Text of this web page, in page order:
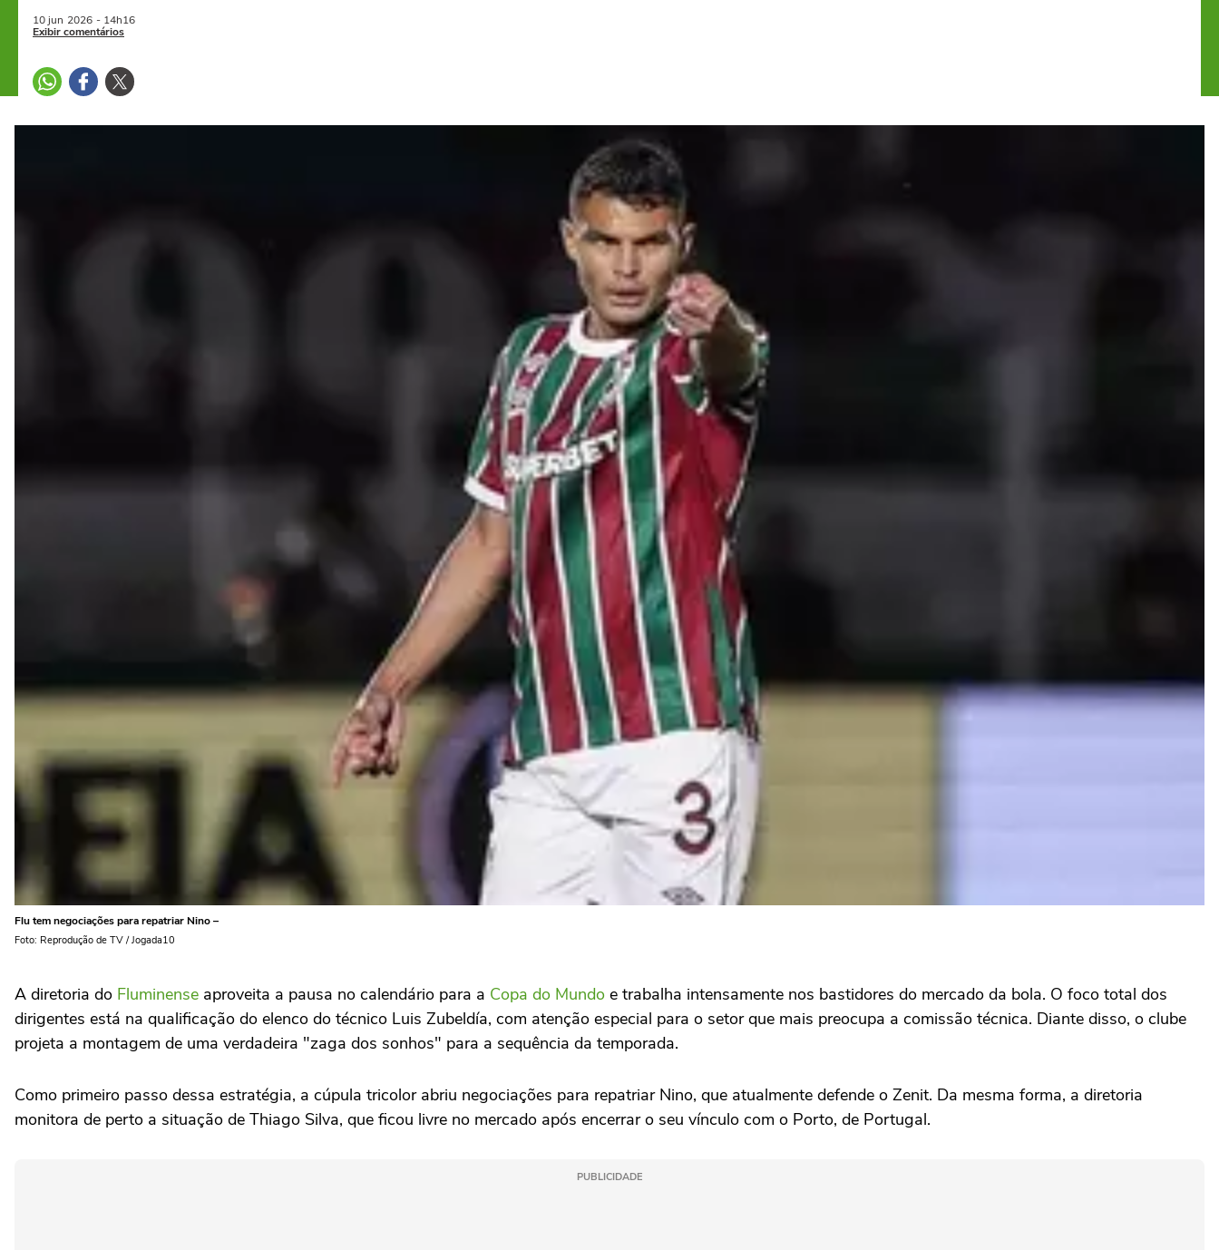
10 jun 2026 - 14h16
Exibir comentários
Flu tem negociações para repatriar Nino –
Foto: Reprodução de TV / Jogada10
A diretoria do Fluminense aproveita a pausa no calendário para a Copa do Mundo e trabalha intensamente nos bastidores do mercado da bola. O foco total dos
dirigentes está na qualificação do elenco do técnico Luis Zubeldía, com atenção especial para o setor que mais preocupa a comissão técnica. Diante disso, o clube
projeta a montagem de uma verdadeira "zaga dos sonhos" para a sequência da temporada.
Como primeiro passo dessa estratégia, a cúpula tricolor abriu negociações para repatriar Nino, que atualmente defende o Zenit. Da mesma forma, a diretoria
monitora de perto a situação de Thiago Silva, que ficou livre no mercado após encerrar o seu vínculo com o Porto, de Portugal.
PUBLICIDADE